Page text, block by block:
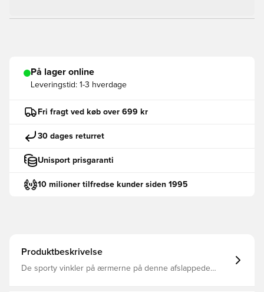
På lager online
Leveringstid: 1-3 hverdage
Fri fragt ved køb over 699 kr
30 dages returret
Unisport prisgaranti
10 milioner tilfredse kunder siden 1995
Produktbeskrivelse
De sporty vinkler på ærmerne på denne afslappede